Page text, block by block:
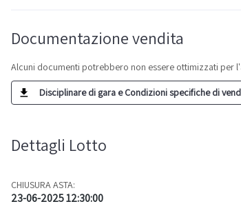
Documentazione vendita
Alcuni documenti potrebbero non essere ottimizzati per
Disciplinare di gara e Condizioni specifiche di
Dettagli Lotto
CHIUSURA ASTA:
23-06-2025 12:30:00